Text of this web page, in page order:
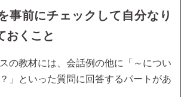
事前にチェックして自分なり
おくこと
の教材には、会話例の他に「～につい
」といった質問に回答するパートがあ